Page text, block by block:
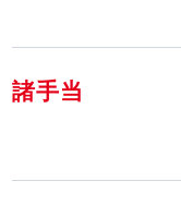
諸手当